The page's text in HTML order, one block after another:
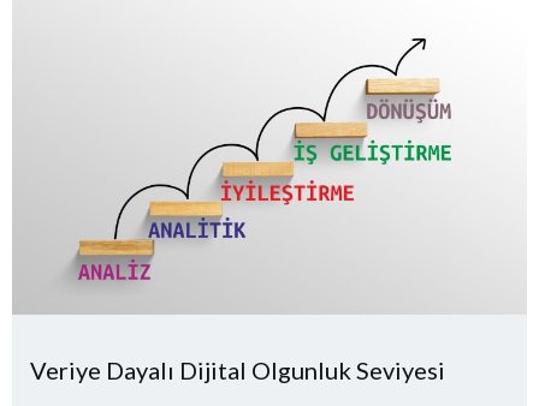
Veriye Dayalı Dijital Olgunluk Seviyesi